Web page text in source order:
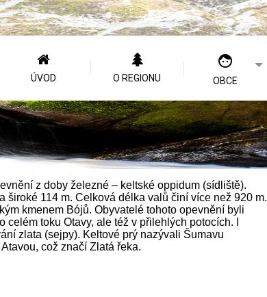
ÚVOD O REGIONU OBCE
z doby železné – keltské oppidum (sídliště).
114 m. Celková délka valů činí více než 920 m.
kmenem Bójů. Obyvatelé tohoto opevnění byli
toku Otavy, ale též v přilehlých potocích. I
zlata (sejpy). Keltové prý nazývali Šumavu
což značí Zlatá řeka.